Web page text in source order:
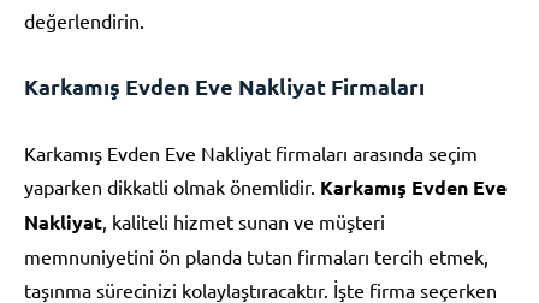
değerlendirin.
Karkamış Evden Eve Nakliyat Firmaları
Karkamış Evden Eve Nakliyat firmaları arasında seçim
yaparken dikkatli olmak önemlidir. Karkamış Evden Eve
Nakliyat , kaliteli hizmet sunan ve müşteri
memnuniyetini ön planda tutan firmaları tercih etmek,
taşınma sürecinizi kolaylaştıracaktır. İşte firma seçerken